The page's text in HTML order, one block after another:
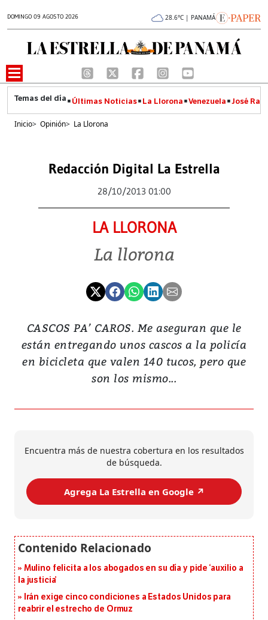
DOMINGO 09 AGOSTO 2026 28.6°C | PANAMÁ
Últimas Noticias La Llorona Venezuela José
Inicio> Opinión> La Llorona
Redacción Digital La Estrella
28/10/2013 01:00
LA LLORONA
La llorona
CASCOS PA’ CAROS. Me aseguran que le
están entregando unos cascos a la policía
en bicicleta que valen 140 tucos, pero que
son los mismo...
Encuentra más de nuestra cobertura en los resultados
de búsqueda.
Agrega La Estrella en Google ↗️
Mulino felicita a los abogados en su día y pide ‘auxilio a
la justicia’
Irán exige cinco condiciones a Estados Unidos para
reabrir el estrecho de Ormuz